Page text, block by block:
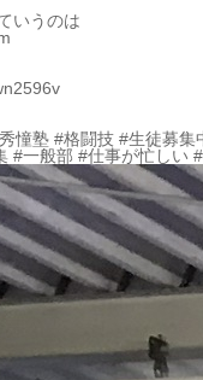
いうのは
憧塾 #格闘技 #生徒募
#一般部 #仕事が忙しい